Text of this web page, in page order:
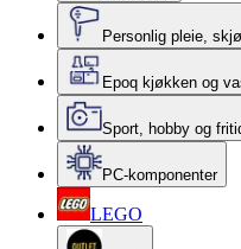
Personlig pleie,
Epoq kjøkken og
Sport, hobby og
PC-komponenter
LEGO